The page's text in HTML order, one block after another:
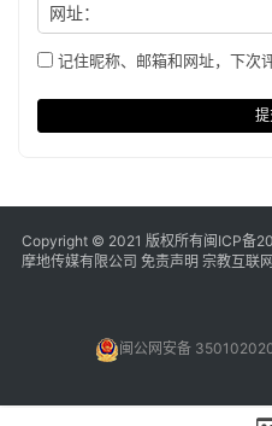
网址：
记住昵称、邮箱和网址，下次
Copyright © 2021 版权所有闽ICP备
摩地传媒有限公司 免责声明 宗教互联
闽公网安备